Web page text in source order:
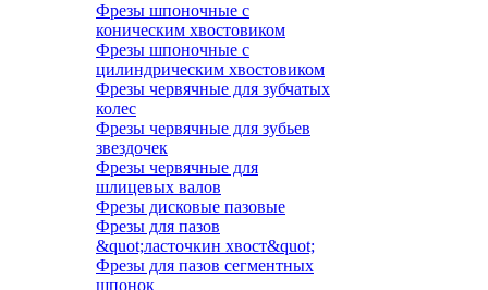
Фрезы шпоночные с
коническим хвостовиком
Фрезы шпоночные с
цилиндрическим хвостовиком
Фрезы червячные для зубчатых
колес
Фрезы червячные для зубьев
звездочек
Фрезы червячные для
шлицевых валов
Фрезы дисковые пазовые
Фрезы для пазов
&quot;ласточкин хвост&quot;
Фрезы для пазов сегментных
шпонок